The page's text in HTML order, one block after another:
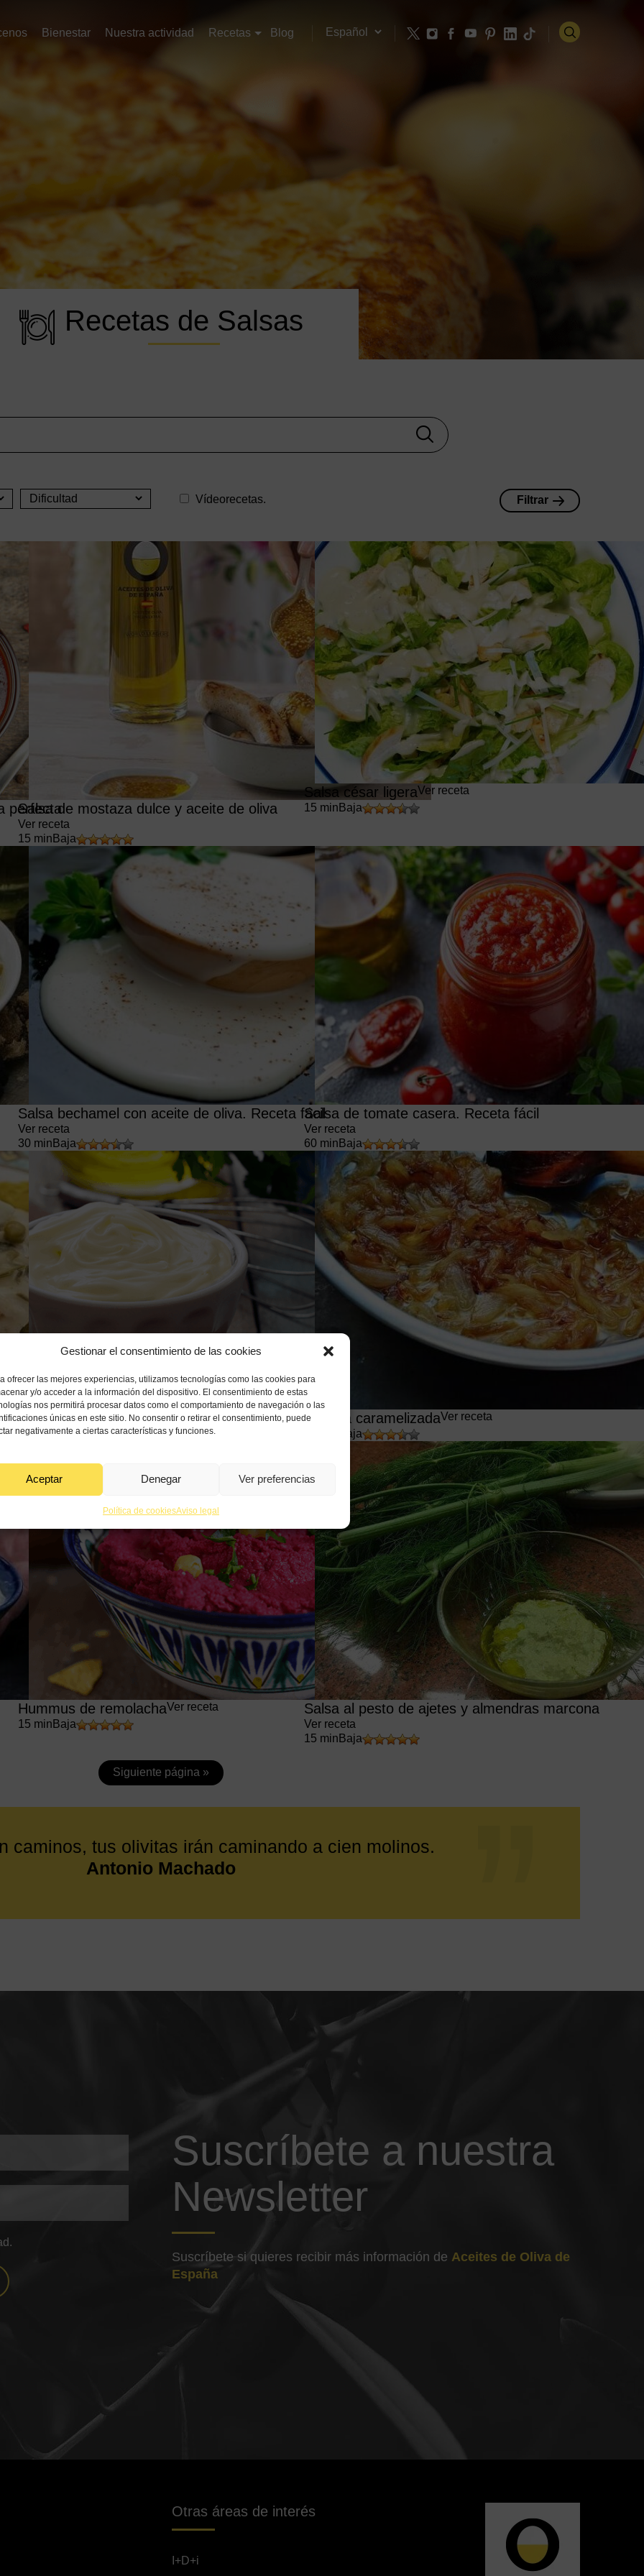
Gestionar el consentimiento de las cookies
ofrecer las mejores experiencias, utilizamos tecnologías como las cookies para
y/o acceder a la información del dispositivo. El consentimiento de estas
nos permitirá procesar datos como el comportamiento de navegación o las
únicas en este sitio. No consentir o retirar el consentimiento, puede
negativamente a ciertas características y funciones.
Aceptar Denegar Ver preferencias
Política de cookiesAviso legal
Bienestar Nuestra actividad Recetas Blog
Recetas de Salsas
Vídeorecetas. Filtrar
perfecta
Salsa de mostaza dulce y aceite de oliva
Ver receta
15 min Baja
Salsa césar ligeraVer receta
15 min Baja
Salsa bechamel con aceite de oliva. Receta fácil
Ver receta
30 min Baja
Salsa de tomate casera. Receta fácil
Ver receta
60 min Baja
Mayonesa sin huevoVer receta
15 minMedia
Cebolla caramelizadaVer receta
Baja
Hummus de remolachaVer receta
15 min Baja
Salsa al pesto de ajetes y almendras marcona
Ver receta
15 min Baja
Siguiente página »
caminos, tus olivitas irán caminando a cien molinos.
Antonio Machado
Suscríbete a nuestra
Newsletter
Suscríbete si quieres recibir más información de Aceites de Oliva de
España
Otras áreas de interés
I+D+i